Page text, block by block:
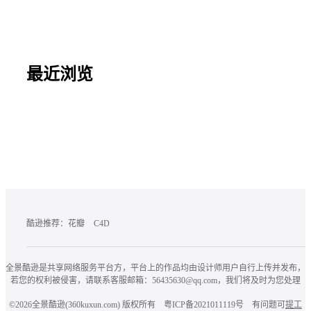
最近浏览
酷逊推荐： 花瓣 C4D
全景酷逊是共享网络服务平台方，平台上的作品均由设计师用户自行上传并发布，
若您的权利被侵害，请联系客服邮箱：56435630@qq.com，我们将及时为您处理
©2026全景酷逊(360kuxun.com) 版权所有 粤ICP备2021011119号 有问题可 提工